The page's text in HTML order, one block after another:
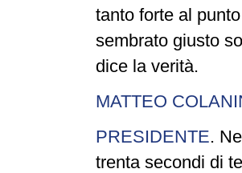
tanto forte al
sembrato giusto
dice la verità.
MATTEO
PRESIDENTE.
trenta secondi di